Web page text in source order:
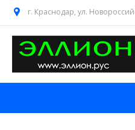
г. Краснодар, ул.